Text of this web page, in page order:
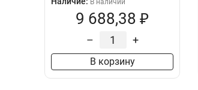
В наличии
9 688,38 ₽
– +
В корзину